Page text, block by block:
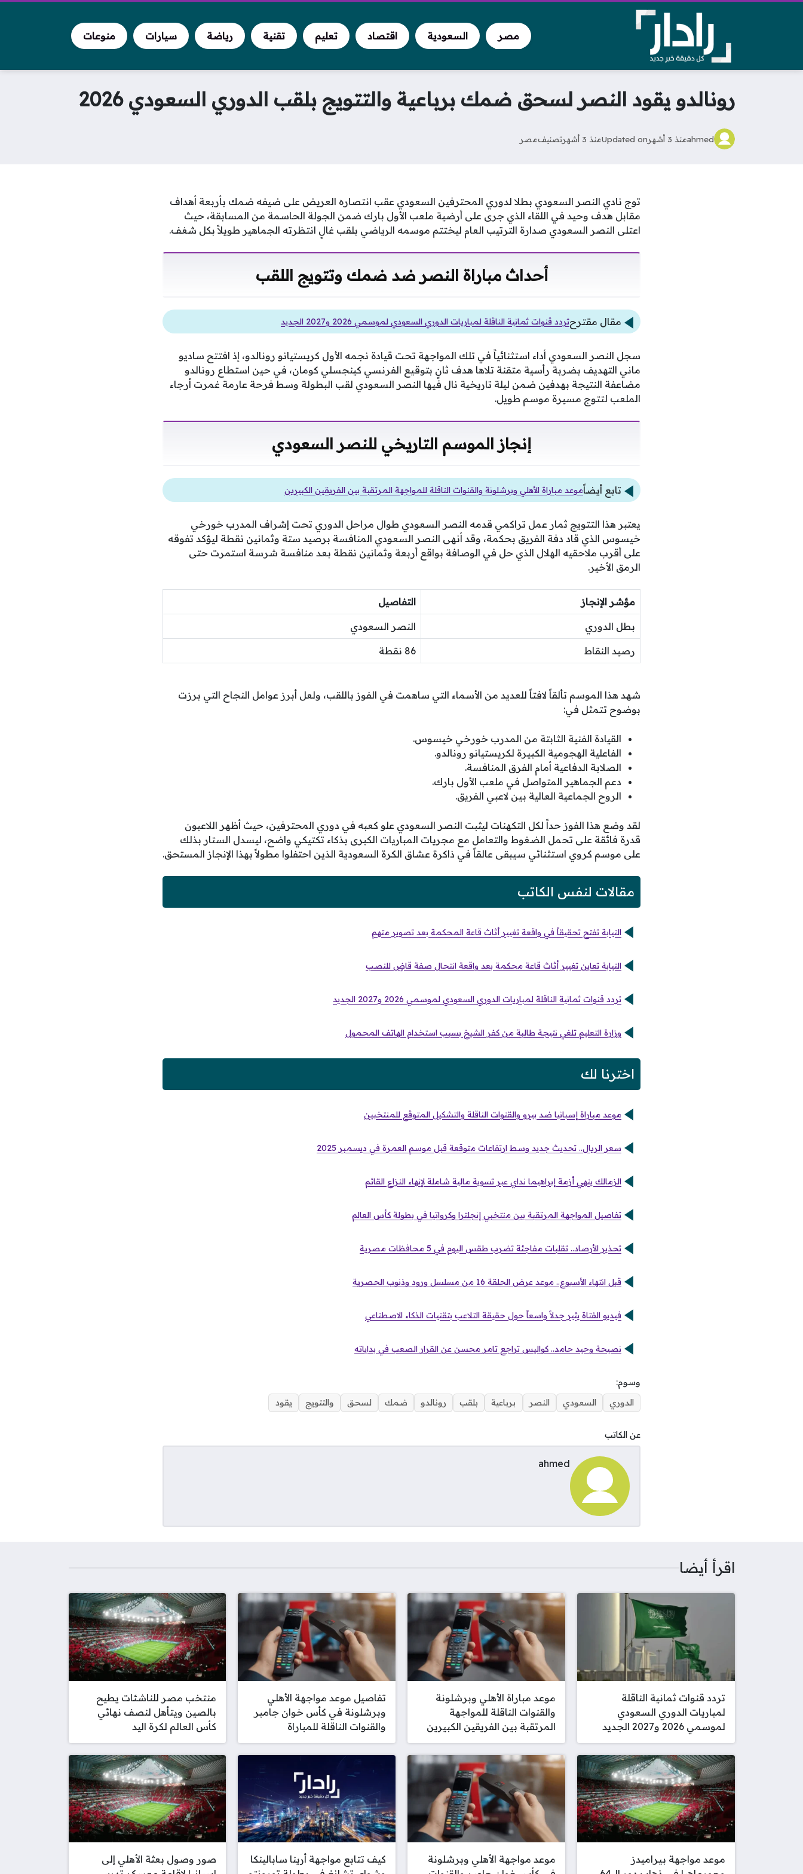
مصر السعودية اقتصاد تعليم تقنية رياضة سيارات منوعات
رونالدو يقود النصر لسحق ضمك برباعية والتتويج بلقب الدوري السعودي 2026
ahmedمنذ 3 أشهر Updated onمنذ 3 أشهر تصنيفمصر
توج نادي النصر السعودي بطلا لدوري المحترفين السعودي عقب انتصاره العريض على ضيفه ضمك بأربعة أهداف
مقابل هدف وحيد في اللقاء الذي جرى على أرضية ملعب الأول بارك ضمن الجولة الحاسمة من المسابقة، حيث
اعتلى النصر السعودي صدارة الترتيب العام ليختتم موسمه الرياضي بلقب غالٍ انتظرته الجماهير طويلاً بكل شغف.
أحداث مباراة النصر ضد ضمك وتتويج اللقب
مقال مقترحتردد قنوات ثمانية الناقلة لمباريات الدوري السعودي لموسمي 2026 و2027 الجديد
سجل النصر السعودي أداء استثنائياً في تلك المواجهة تحت قيادة نجمه الأول كريستيانو رونالدو، إذ افتتح ساديو
ماني التهديف بضربة رأسية متقنة تلاها هدف ثانٍ بتوقيع الفرنسي كينجسلي كومان، في حين استطاع رونالدو
مضاعفة النتيجة بهدفين ضمن ليلة تاريخية نال فيها النصر السعودي لقب البطولة وسط فرحة عارمة غمرت أرجاء
الملعب لتتوج مسيرة موسم طويل.
إنجاز الموسم التاريخي للنصر السعودي
تابع أيضاًموعد مباراة الأهلي وبرشلونة والقنوات الناقلة للمواجهة المرتقبة بين الفريقين الكبيرين
يعتبر هذا التتويج ثمار عمل تراكمي قدمه النصر السعودي طوال مراحل الدوري تحت إشراف المدرب خورخي
خيسوس الذي قاد دفة الفريق بحكمة، وقد أنهى النصر السعودي المنافسة برصيد ستة وثمانين نقطة ليؤكد تفوقه
على أقرب ملاحقيه الهلال الذي حل في الوصافة بواقع أربعة وثمانين نقطة بعد منافسة شرسة استمرت حتى
الرمق الأخير.
مؤشر الإنجاز التفاصيل
بطل الدوري النصر السعودي
رصيد النقاط 86 نقطة
شهد هذا الموسم تألقاً لافتاً للعديد من الأسماء التي ساهمت في الفوز باللقب، ولعل أبرز عوامل النجاح التي برزت
بوضوح تتمثل في:
القيادة الفنية الثابتة من المدرب خورخي خيسوس.
الفاعلية الهجومية الكبيرة لكريستيانو رونالدو.
الصلابة الدفاعية أمام الفرق المنافسة.
دعم الجماهير المتواصل في ملعب الأول بارك.
الروح الجماعية العالية بين لاعبي الفريق.
لقد وضع هذا الفوز حداً لكل التكهنات ليثبت النصر السعودي علو كعبه في دوري المحترفين، حيث أظهر اللاعبون
قدرة فائقة على تحمل الضغوط والتعامل مع مجريات المباريات الكبرى بذكاء تكتيكي واضح، ليسدل الستار بذلك
على موسم كروي استثنائي سيبقى عالقاً في ذاكرة عشاق الكرة السعودية الذين احتفلوا مطولاً بهذا الإنجاز المستحق.
مقالات لنفس الكاتب
النيابة تفتح تحقيقاً في واقعة تغيير أثاث قاعة المحكمة بعد تصوير متهم
النيابة تعاين تغيير أثاث قاعة محكمة بعد واقعة انتحال صفة قاضٍ للنصب
تردد قنوات ثمانية الناقلة لمباريات الدوري السعودي لموسمي 2026 و2027 الجديد
وزارة التعليم تلغي نتيجة طالبة من كفر الشيخ بسبب استخدام الهاتف المحمول
اخترنا لك
موعد مباراة إسبانيا ضد بيرو والقنوات الناقلة والتشكيل المتوقع للمنتخبين
سعر الريال.. تحديث جديد وسط ارتفاعات متوقعة قبل موسم العمرة في ديسمبر 2025
الزمالك ينهي أزمة إبراهيما نداي عبر تسوية مالية شاملة لإنهاء النزاع القائم
تفاصيل المواجهة المرتقبة بين منتخبي إنجلترا وكرواتيا في بطولة كأس العالم
تحذير الأرصاد.. تقلبات مفاجئة تضرب طقس اليوم في 5 محافظات مصرية
قبل انتهاء الأسبوع.. موعد عرض الحلقة 16 من مسلسل ورود وذنوب الحصرية
فيديو الفتاة يثير جدلاً واسعاً حول حقيقة التلاعب بتقنيات الذكاء الاصطناعي
نصيحة وحيد حامد.. كواليس تراجع تامر محسن عن القرار الصعب في بداياته
وسوم:
الدوري
السعودي النصر برباعية بلقب رونالدو ضمك لسحق والتتويج يقود
عن الكاتب
ahmed
اقرأ أيضا
تردد قنوات ثمانية الناقلة
لمباريات الدوري السعودي
لموسمي 2026 و2027 الجديد
موعد مباراة الأهلي وبرشلونة
والقنوات الناقلة للمواجهة
المرتقبة بين الفريقين الكبيرين
تفاصيل موعد مواجهة الأهلي
وبرشلونة في كأس خوان جامبر
والقنوات الناقلة للمباراة
منتخب مصر للناشئات يطيح
بالصين ويتأهل لنصف نهائي
كأس العالم لكرة اليد
موعد مواجهة بيراميدز
موعد مواجهة الأهلي وبرشلونة
كيف تتابع مواجهة أرينا سابالينكا
صور وصول بعثة الأهلي إلى